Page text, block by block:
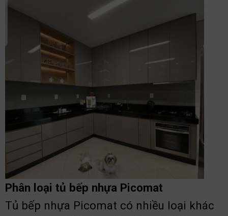
Phân loại tủ bếp nhựa Picomat
Tủ bếp nhựa Picomat có nhiều loại khác